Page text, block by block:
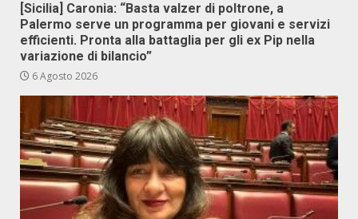
[Sicilia] Caronia: “Basta valzer di poltrone, a
Palermo serve un programma per giovani e servizi
efficienti. Pronta alla battaglia per gli ex Pip nella
variazione di bilancio”
6 Agosto 2026